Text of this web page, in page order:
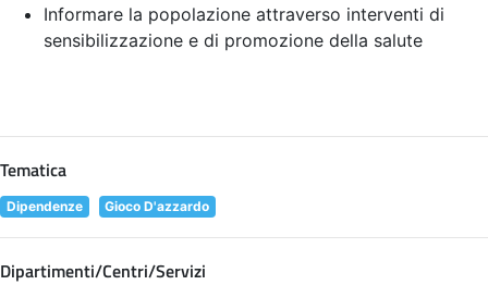
Informare la popolazione attraverso interventi di
sensibilizzazione e di promozione della salute
Tematica
Dipendenze Gioco D'azzardo
Dipartimenti/Centri/Servizi